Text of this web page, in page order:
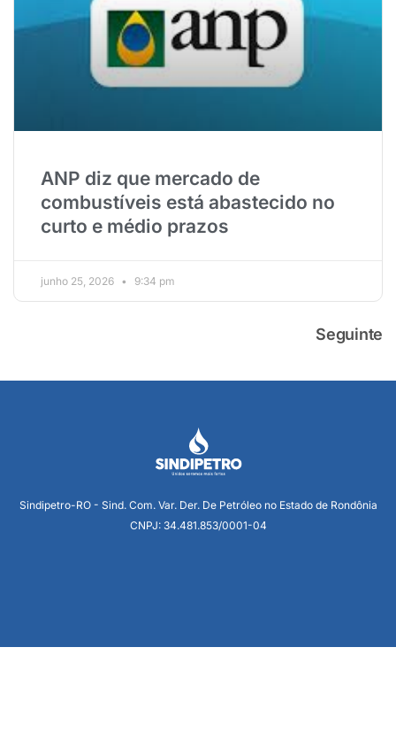
ANP diz que mercado de
combustíveis está abastecido no
curto e médio prazos
junho 25, 2026 9:34 pm
Seguinte
Sindipetro-RO - Sind. Com. Var. Der. De Petróleo no Estado de Rondônia
CNPJ: 34.481.853/0001-04